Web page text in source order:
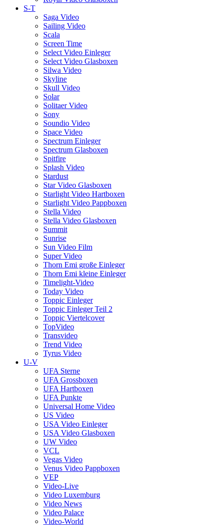
S-T
Saga Video
Sailing Video
Scala
Screen Time
Select Video Einleger
Select Video Glasboxen
Silwa Video
Skyline
Skull Video
Solar
Solitaer Video
Sony
Soundio Video
Space Video
Spectrum Einleger
Spectrum Glasboxen
Spitfire
Splash Video
Stardust
Star Video Glasboxen
Starlight Video Hartboxen
Starlight Video Pappboxen
Stella Video
Stella Video Glasboxen
Summit
Sunrise
Sun Video Film
Super Video
Thorn Emi große Einleger
Thorn Emi kleine Einleger
Timelight-Video
Today Video
Toppic Einleger
Toppic Einleger Teil 2
Toppic Viertelcover
TopVideo
Transvideo
Trend Video
Tyrus Video
U-V
UFA Sterne
UFA Grossboxen
UFA Hartboxen
UFA Punkte
Universal Home Video
US Video
USA Video Einleger
USA Video Glasboxen
UW Video
VCL
Vegas Video
Venus Video Pappboxen
VEP
Video-Live
Video Luxemburg
Video News
Video Palace
Video-World